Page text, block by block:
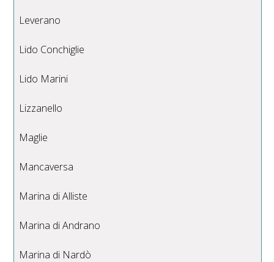
Leverano
Lido Conchiglie
Lido Marini
Lizzanello
Maglie
Mancaversa
Marina di Alliste
Marina di Andrano
Marina di Nardò